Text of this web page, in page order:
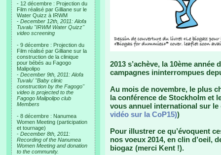
- 12 décembre : Projection du
Film réalisé par Gilliane sur le
Water Quizz à IRWM
- December 12th, 2011: Alofa
Tuvalu "IRWM Water Quizz"
video screening
- 9 décembre : Projection du
Film réalisé par Gilliane sur la
construction de la clinique
pour bébés au Fagogo
Malipolipo
- December 9th, 2011: Alofa
Tuvalu' "Baby clinic
construction by the Fagogo"
video is projected to the
Fagogo Malipolipo club
Members
- 8 décembre : Nanumea
Women Meeting (participation
et tournage)
- December 8th, 2011:
Recording of the Nanumea
Women Meeting and donation
to the community.
2013 s’achève, la 10ème
campagnes ininterrompues
Au mois de novembre, le plus
la conférence de Stockholm et
vous annuel international sur
vidéo sur la CoP15))
Pour illustrer ce qu’évoquent
nos voeux 2014, en clin d’oeil,
biogaz (merci Kent !).